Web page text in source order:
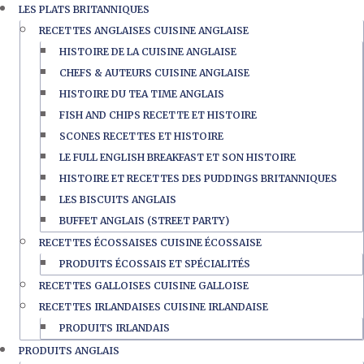
LES PLATS BRITANNIQUES
RECETTES ANGLAISES CUISINE ANGLAISE
HISTOIRE DE LA CUISINE ANGLAISE
CHEFS & AUTEURS CUISINE ANGLAISE
HISTOIRE DU TEA TIME ANGLAIS
FISH AND CHIPS RECETTE ET HISTOIRE
SCONES RECETTES ET HISTOIRE
LE FULL ENGLISH BREAKFAST ET SON HISTOIRE
HISTOIRE ET RECETTES DES PUDDINGS BRITANNIQUES
LES BISCUITS ANGLAIS
BUFFET ANGLAIS (STREET PARTY)
RECETTES ÉCOSSAISES CUISINE ÉCOSSAISE
PRODUITS ÉCOSSAIS ET SPÉCIALITÉS
RECETTES GALLOISES CUISINE GALLOISE
RECETTES IRLANDAISES CUISINE IRLANDAISE
PRODUITS IRLANDAIS
PRODUITS ANGLAIS